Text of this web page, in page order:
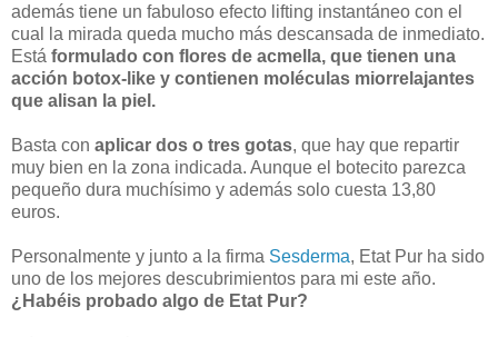
además tiene un fabuloso efecto lifting instantáneo con el
cual la mirada queda mucho más descansada de inmediato.
Está formulado con flores de acmella, que tienen una
acción botox-like y contienen moléculas miorrelajantes
que alisan la piel.
Basta con aplicar dos o tres gotas, que hay que repartir
muy bien en la zona indicada. Aunque el botecito parezca
pequeño dura muchísimo y además solo cuesta 13,80
euros.
Personalmente y junto a la firma Sesderma, Etat Pur ha sido
uno de los mejores descubrimientos para mi este año.
¿Habéis probado algo de Etat Pur?